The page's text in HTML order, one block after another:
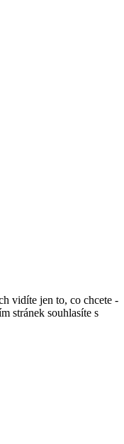
vidíte jen to, co chcete -
stránek souhlasíte s